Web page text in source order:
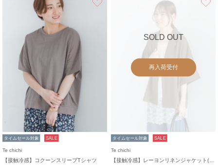
タイムセール対象 SALE
Te chichi
【接触冷感】コクーンスリーブTシャツ
SOLD OUT
再入荷受付
タイムセール対象 SALE
Te chichi